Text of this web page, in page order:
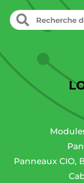
Panneaux CIO,